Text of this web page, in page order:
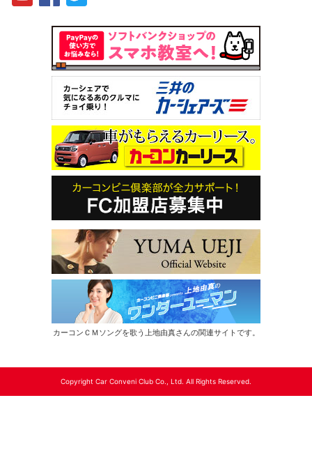
カーコンＣＭソングを歌う上地由真さんの関連サイトです。
Copyright Car Conveni Club Co., Ltd. All Rights Reserved.